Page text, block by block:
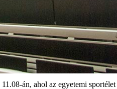
án, ahol az egyetemi